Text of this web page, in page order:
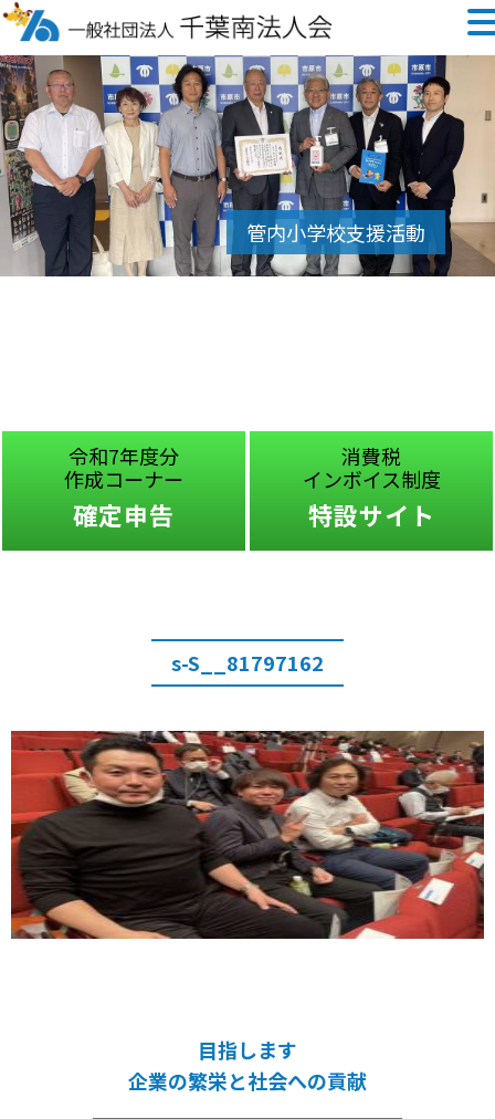
令和7年度分
作成コーナー
確定申告
消費税
インボイス制度
特設サイト
s-S__81797162
目指します
企業の繁栄と社会への貢献